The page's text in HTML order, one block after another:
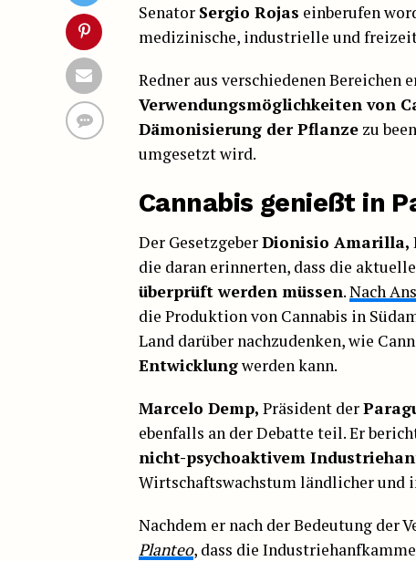
Senator Sergio Rojas einberufen
medizinische, industrielle und
Redner aus verschiedenen Bereichen
Verwendungsmöglichkeiten von
Dämonisierung der Pflanze zu
umgesetzt wird.
Cannabis genießt in
Der GesetzgeberDionisio Amarilla,
die daran erinnerten, dass die
überprüft werden müssen.Nach
die Produktion von Cannabis in
Land darüber nachzudenken, wie
Entwicklungwerden kann.
Marcelo Demp, Präsident der
ebenfalls an der Debatte teil. Er
nicht-psychoaktivem
Wirtschaftswachstum ländlicher und
Nachdem er nach der Bedeutung der
Planteo, dass die